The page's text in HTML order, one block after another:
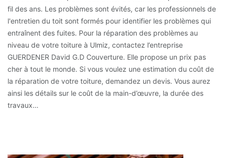
fil des ans. Les problèmes sont évités, car les professionnels de
l'entretien du toit sont formés pour identifier les problèmes qui
entraînent des fuites. Pour la réparation des problèmes au
niveau de votre toiture à Ulmiz, contactez l’entreprise
GUERDENER David G.D Couverture. Elle propose un prix pas
cher à tout le monde. Si vous voulez une estimation du coût de
la réparation de votre toiture, demandez un devis. Vous aurez
ainsi les détails sur le coût de la main-d’œuvre, la durée des
travaux…